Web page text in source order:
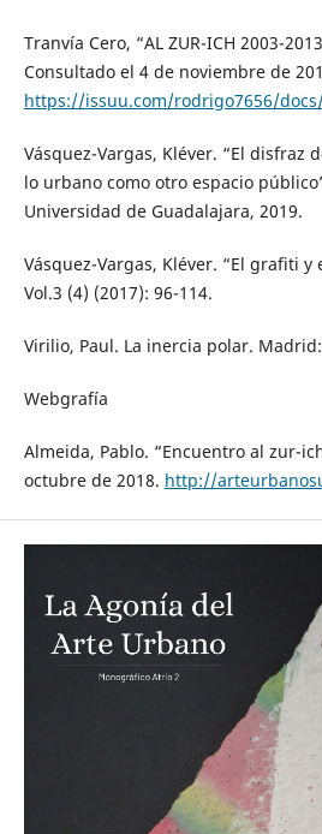
Tranvía Cero, “AL ZUR-ICH 2003-
Consultado el 4 de noviembre de
https://issuu.com/rodrigo7656/docs/
Vásquez-Vargas, Kléver. “El disfraz
lo urbano como otro espacio
Universidad de Guadalajara, 2019.
Vásquez-Vargas, Kléver. “El grafiti
Vol.3 (4) (2017): 96-114.
Virilio, Paul. La inercia polar.
Webgrafía
Almeida, Pablo. “Encuentro al zur-
octubre de 2018. http://